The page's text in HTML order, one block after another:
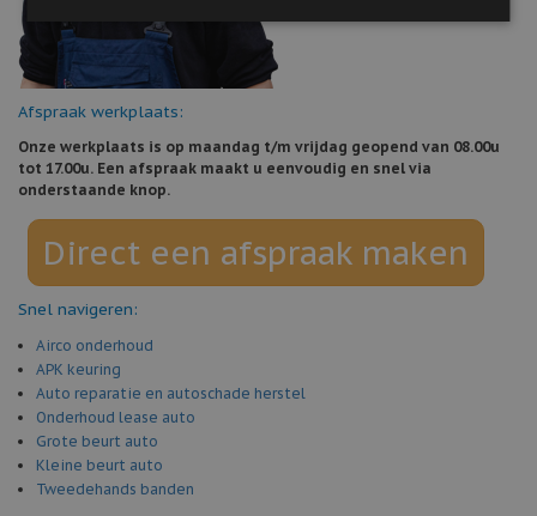
Afspraak werkplaats:
Onze werkplaats is op maandag t/m vrijdag geopend van 08.00u
tot 17.00u. Een afspraak maakt u eenvoudig en snel via
onderstaande knop.
Direct een afspraak maken
Snel navigeren:
Airco onderhoud
APK keuring
Auto reparatie en autoschade herstel
Onderhoud lease auto
Grote beurt auto
Kleine beurt auto
Tweedehands banden